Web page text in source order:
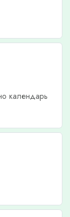
календарь